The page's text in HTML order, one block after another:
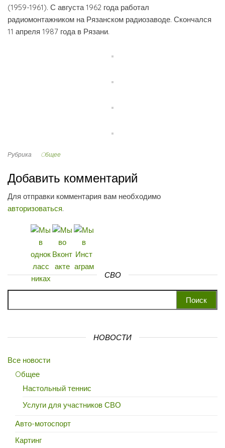
(1959-1961). С августа 1962 года работал
радиомонтажником на Рязанском радиозаводе. Скончался
11 апреля 1987 года в Рязани.
Рубрика Oбщее
Добавить комментарий
Для отправки комментария вам необходимо
авторизоваться.
СВО
НОВОСТИ
Все новости
Oбщее
Настольный теннис
Услуги для участников СВО
Авто-мотоспорт
Картинг